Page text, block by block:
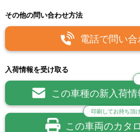
その他の問い合わせ方法
電話で問い合
入荷情報を受け取る
この車種の新入荷
この車両のカタ
印刷してお持ち頂